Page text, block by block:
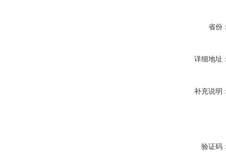
省份
详细地址
补充说明
验证码